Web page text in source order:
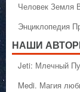
Человек Земля
Энциклопедия
НАШИ
Jeti: Млечный
Medi. Магия